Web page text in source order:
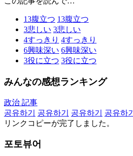
13腹立つ 13腹立つ
3悲しい 3悲しい
4すっきり 4すっきり
6興味深い 6興味深い
3役に立つ 3役に立つ
みんなの感想ランキング
政治 記事
공유하기
공유하기 공유하기 공유하기
リンクコピーが完了しました。
포토뷰어